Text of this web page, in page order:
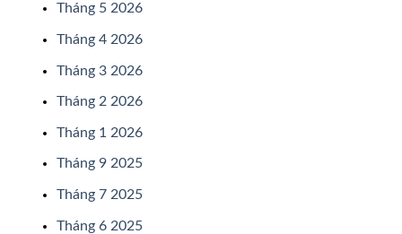
Tháng 5 2026
Tháng 4 2026
Tháng 3 2026
Tháng 2 2026
Tháng 1 2026
Tháng 9 2025
Tháng 7 2025
Tháng 6 2025